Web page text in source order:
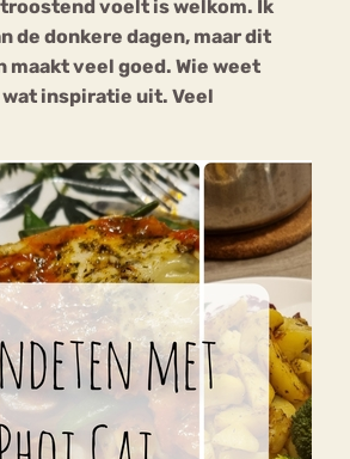
voelt is welkom. Ik
de donkere dagen, maar dit
veel goed. Wie weet
inspiratie uit. Veel
Piekeren Sport
Trauma
Afvallen Angst